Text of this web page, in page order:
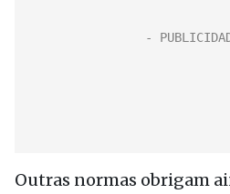
Outras normas obrigam